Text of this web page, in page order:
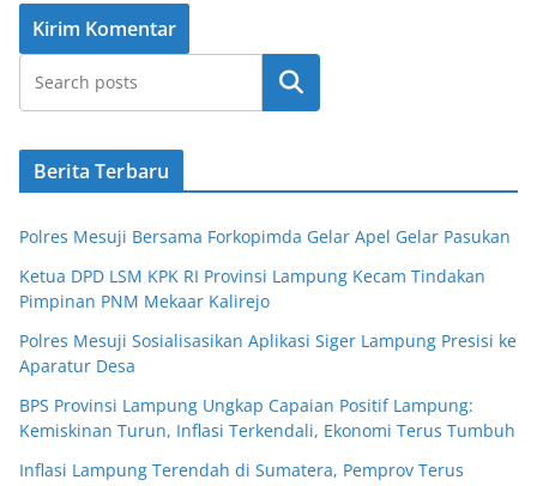
Cari
Berita Terbaru
Polres Mesuji Bersama Forkopimda Gelar Apel Gelar Pasukan
Ketua DPD LSM KPK RI Provinsi Lampung Kecam Tindakan
Pimpinan PNM Mekaar Kalirejo
Polres Mesuji Sosialisasikan Aplikasi Siger Lampung Presisi ke
Aparatur Desa
BPS Provinsi Lampung Ungkap Capaian Positif Lampung:
Kemiskinan Turun, Inflasi Terkendali, Ekonomi Terus Tumbuh
Inflasi Lampung Terendah di Sumatera, Pemprov Terus